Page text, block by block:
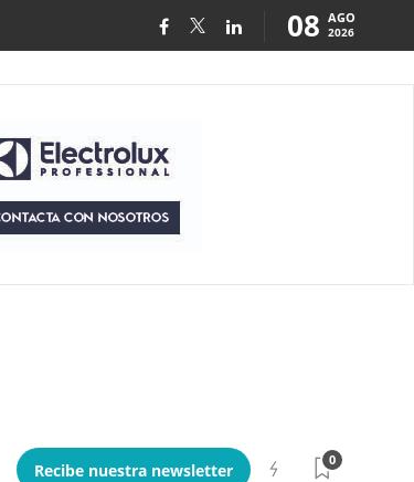
08 AGO
2026
Recibe nuestra newsletter
0